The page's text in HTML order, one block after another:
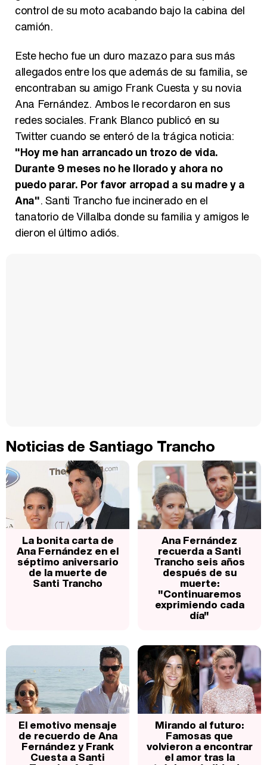
control de su moto acabando bajo la cabina del
camión.
Este hecho fue un duro mazazo para sus más
allegados entre los que además de su familia, se
encontraban su amigo Frank Cuesta y su novia
Ana Fernández. Ambos le recordaron en sus
redes sociales. Frank Blanco publicó en su
Twitter cuando se enteró de la trágica noticia:
"Hoy me han arrancado un trozo de vida.
Durante 9 meses no he llorado y ahora no
puedo parar. Por favor arropad a su madre y a
Ana". Santi Trancho fue incinerado en el
tanatorio de Villalba donde su familia y amigos le
dieron el último adiós.
Noticias de Santiago Trancho
La bonita carta de
Ana Fernández en el
séptimo aniversario
de la muerte de
Santi Trancho
Ana Fernández
recuerda a Santi
Trancho seis años
después de su
muerte:
"Continuaremos
exprimiendo cada
día"
El emotivo mensaje
de recuerdo de Ana
Fernández y Frank
Cuesta a Santi
Mirando al futuro:
Famosas que
volvieron a encontrar
el amor tras la